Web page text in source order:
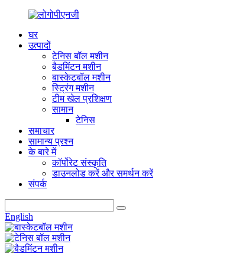
घर
उत्पादों
टेनिस बॉल मशीन
बैडमिंटन मशीन
बास्केटबॉल मशीन
स्ट्रिंग मशीन
टीम खेल प्रशिक्षण
सामान
टेनिस
समाचार
सामान्य प्रश्न
के बारे में
कॉर्पोरेट संस्कृति
डाउनलोड करें और समर्थन करें
संपर्क
English